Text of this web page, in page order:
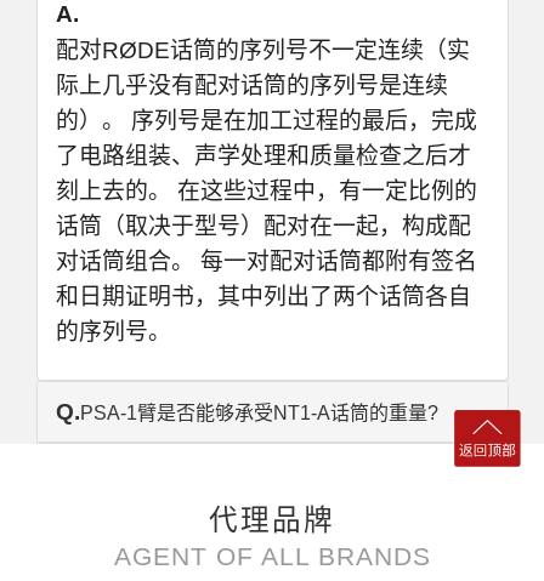
A.
配对RØDE话筒的序列号不一定连续（实
际上几乎没有配对话筒的序列号是连续
的）。 序列号是在加工过程的最后，完成
了电路组装、声学处理和质量检查之后才
刻上去的。 在这些过程中，有一定比例的
话筒（取决于型号）配对在一起，构成配
对话筒组合。 每一对配对话筒都附有签名
和日期证明书，其中列出了两个话筒各自
的序列号。
Q.PSA-1臂是否能够承受NT1-A话筒的重量?
代理品牌
AGENT OF ALL BRANDS